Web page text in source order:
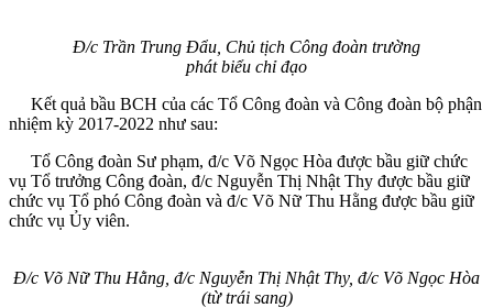
Đ/c Trần Trung Đẩu, Chủ tịch Công đoàn trường
phát biểu chỉ đạo
Kết quả bầu BCH của các Tổ Công đoàn và Công đoàn bộ phận
nhiệm kỳ 2017-2022 như sau:
Tổ Công đoàn Sư phạm, đ/c Võ Ngọc Hòa được bầu giữ chức
vụ Tổ trưởng Công đoàn, đ/c Nguyễn Thị Nhật Thy được bầu giữ
chức vụ Tổ phó Công đoàn và đ/c Võ Nữ Thu Hằng được bầu giữ
chức vụ Ủy viên.
Đ/c Võ Nữ Thu Hằng, đ/c Nguyễn Thị Nhật Thy, đ/c Võ Ngọc Hòa
(từ trái sang)